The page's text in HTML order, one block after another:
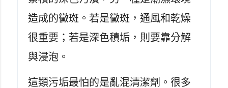
造成的黴斑。若是黴斑，通風和乾燥
很重要；若是深色積垢，則要靠分解
與浸泡。
這類污垢最怕的是亂混清潔劑。很多